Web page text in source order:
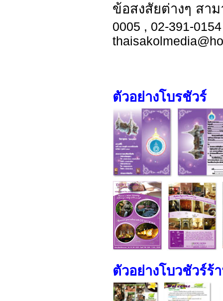
ข้อสงสัยต่างๆ สา
0005 , 02-391-
ตัวอย่างโบรชัวร์
ตัวอย่างโบวชัวร์ร้